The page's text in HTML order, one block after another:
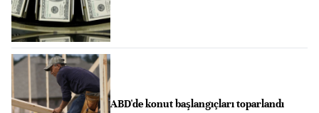
ABD'de konut başlangıçları toparlandı